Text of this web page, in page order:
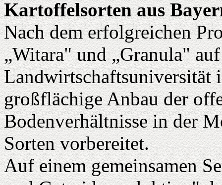
Kartoffelsorten aus
Nach dem erfolgreichen
„Witara" und „Granula"
großflächige Anbau der
Bodenverhältnisse in der
Sorten vorbereitet.
Auf einem gemeinsamen